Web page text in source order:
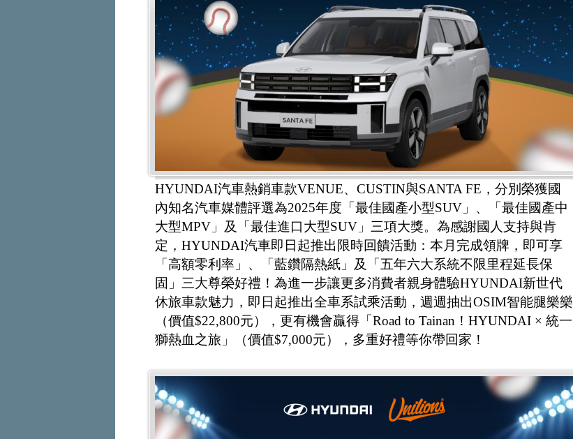
HYUNDAI汽車熱銷車款VENUE、CUSTIN與SANTA FE，分別榮獲國
內知名汽車媒體評選為2025年度「最佳國產小型SUV」、「最佳國產中
大型MPV」及「最佳進口大型SUV」三項大獎。為感謝國人支持與肯
定，HYUNDAI汽車即日起推出限時回饋活動：本月完成領牌，即可享
「高額零利率」、「藍鑽隔熱紙」及「五年六大系統不限里程延長保
固」三大尊榮好禮！為進一步讓更多消費者親身體驗HYUNDAI新世代
休旅車款魅力，即日起推出全車系試乘活動，週週抽出OSIM智能腿樂樂
（價值$22,800元），更有機會贏得「Road to Tainan！HYUNDAI × 統一
獅熱血之旅」（價值$7,000元），多重好禮等你帶回家！